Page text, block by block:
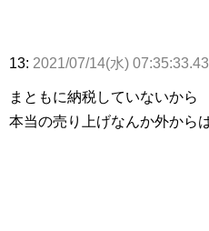
13: 2021/07/14(水)
まともに納税していないから
本当の売り上げなんか外から